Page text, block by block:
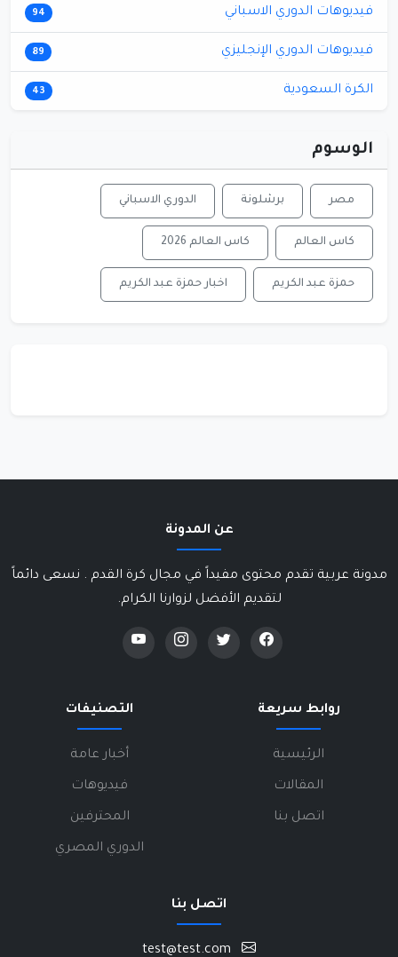
فيديوهات الدوري الاسباني 94
فيديوهات الدوري الإنجليزي 89
الكرة السعودية 43
الوسوم
مصر برشلونة الدوري الاسباني
كاس العالم كاس العالم 2026
حمزة عبد الكريم اخبار حمزة عبد الكريم
عن المدونة
مدونة عربية تقدم محتوى مفيداً في مجال كرة القدم . نسعى دائماً
لتقديم الأفضل لزوارنا الكرام.
روابط سريعة
الرئيسية
المقالات
اتصل بنا
التصنيفات
أخبار عامة
فيديوهات
المحترفين
الدوري المصري
اتصل بنا